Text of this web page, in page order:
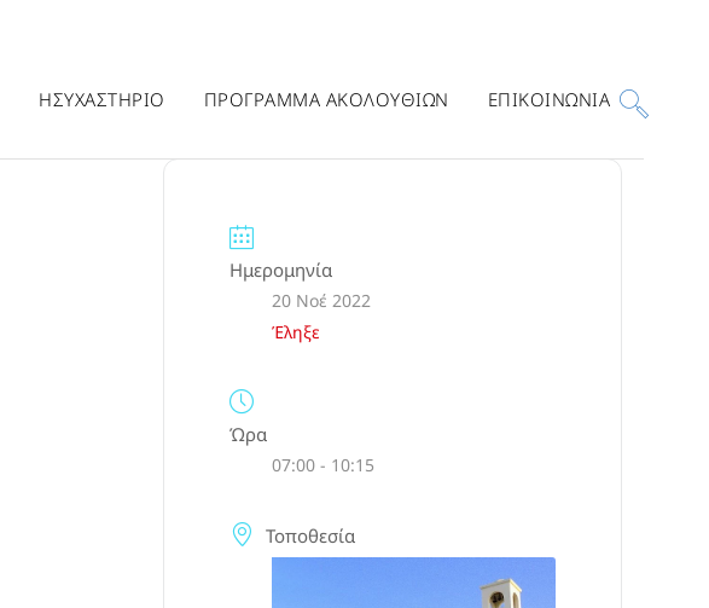
ΗΣΥΧΑΣΤΗΡΙΟ ΠΡΟΓΡΑΜΜΑ ΑΚΟΛΟΥΘΙΩΝ ΕΠΙΚΟΙΝΩΝΙΑ
Ημερομηνία
20 Νοέ 2022
Έληξε
Ώρα
07:00 - 10:15
Τοποθεσία